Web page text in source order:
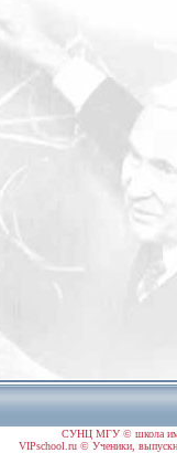
СУНЦ МГУ © школа
VIPschool.ru © Ученики,